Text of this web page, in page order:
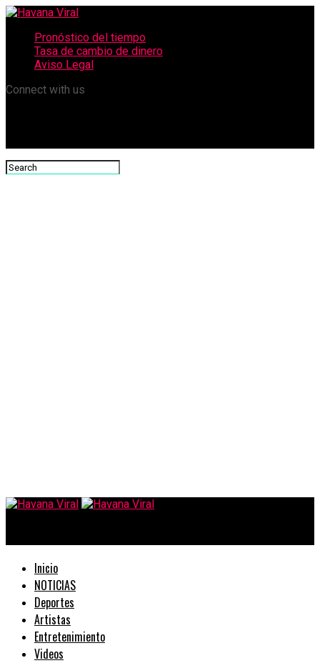
Pronóstico del tiempo
Tasa de cambio de dinero
Aviso Legal
Connect with us
Inicio
NOTICIAS
Deportes
Artistas
Entretenimiento
Videos